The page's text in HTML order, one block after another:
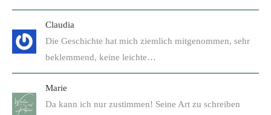
Claudia
Die Geschichte hat mich ziemlich mitgenommen, sehr
beklemmend, keine leichte…
Marie
Da kann ich nur zustimmen! Seine Art zu schreiben